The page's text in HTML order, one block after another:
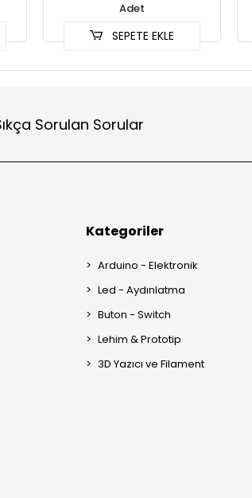
Adet
SEPETE EKLE
Sorulan Sorular
Kategoriler
Arduino - Elektronik
Led - Aydınlatma
Buton - Switch
Lehim & Prototip
3D Yazıcı ve Filament